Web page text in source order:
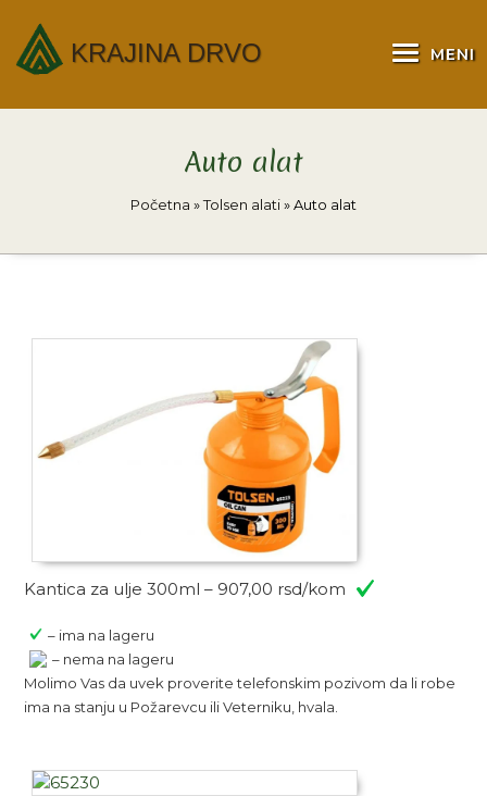
KRAJINA DRVO MENI
Auto alat
Početna »Tolsen alati»Auto alat
Kantica za ulje 300ml – 907,00 rsd/kom
– ima na lageru
– nema na lageru
Molimo Vas da uvek proverite telefonskim pozivom da li robe
ima na stanju u Požarevcu ili Veterniku, hvala.